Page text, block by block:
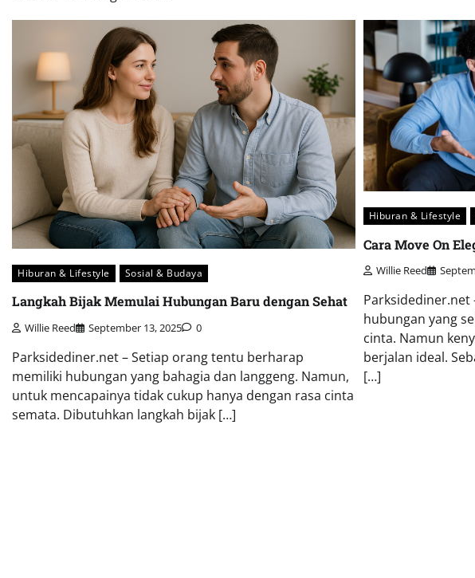
Hiburan & Lifestyle Sosial & Budaya
Langkah Bijak Memulai Hubungan Baru dengan Sehat
Willie Reed September 13, 2025 0
Parksidediner.net – Setiap orang tentu berharap
memiliki hubungan yang bahagia dan langgeng. Namun,
untuk mencapainya tidak cukup hanya dengan rasa cinta
semata. Dibutuhkan langkah bijak […]
Hiburan & Lifestyle
Cara Move On
Willie Reed
Parksidediner.net
hubungan yang
cinta. Namun
berjalan ideal.
[…]